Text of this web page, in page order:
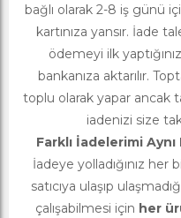
bağlı olarak 2-8 iş günü
kartınıza yansır. İade
ödemeyi ilk
bankanıza aktarılır.
toplu olarak yapar ancak
iadenizi size
Farklı İadelerimi
İadeye yolladığınız
satıcıya ulaşıp
çalışabilmesi için her